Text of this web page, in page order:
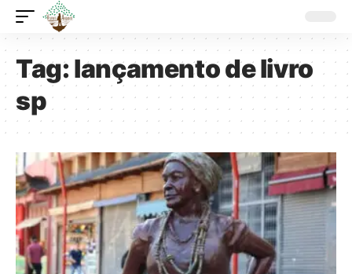
Tag:lançamento de livro
sp